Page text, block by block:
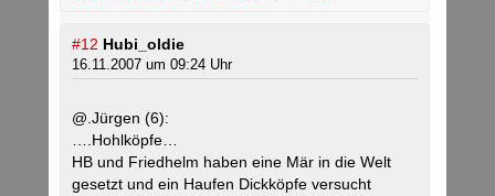
#12 Hubi_oldie
16.11.2007 um 09:24 Uhr
@.Jürgen (6):
….Hohlköpfe…
HB und Friedhelm haben eine Mär in die Welt
gesetzt und ein Haufen Dickköpfe versucht